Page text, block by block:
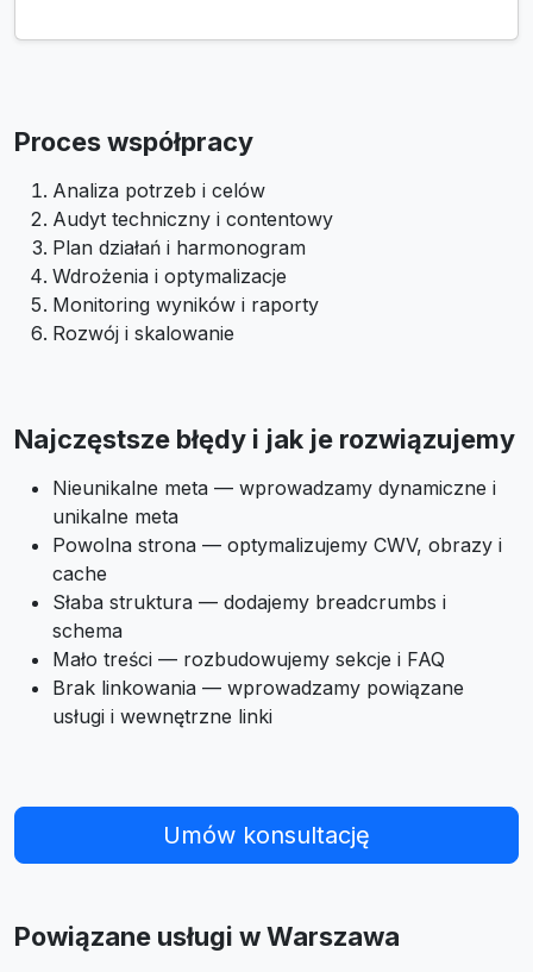
Proces współpracy
Analiza potrzeb i celów
Audyt techniczny i contentowy
Plan działań i harmonogram
Wdrożenia i optymalizacje
Monitoring wyników i raporty
Rozwój i skalowanie
Najczęstsze błędy i jak je rozwiązujemy
Nieunikalne meta — wprowadzamy dynamiczne i
unikalne meta
Powolna strona — optymalizujemy CWV, obrazy i
cache
Słaba struktura — dodajemy breadcrumbs i
schema
Mało treści — rozbudowujemy sekcje i FAQ
Brak linkowania — wprowadzamy powiązane
usługi i wewnętrzne linki
Umów konsultację
Powiązane usługi w Warszawa